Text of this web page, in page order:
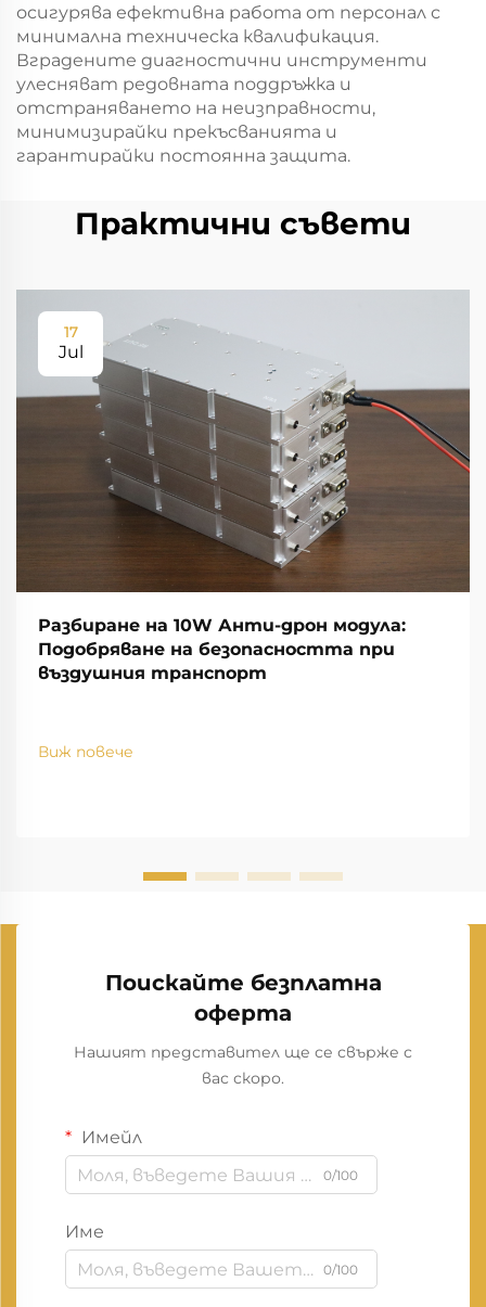
осигурява ефективна работа от персонал с
минимална техническа квалификация.
Вградените диагностични инструменти
улесняват редовната поддръжка и
отстраняването на неизправности,
минимизирайки прекъсванията и
гарантирайки постоянна защита.
Практични съвети
17
Jul
Разбиране на 10W Анти-дрон модула:
Подобряване на безопасността при
въздушния транспорт
Виж повече
Поискайте безплатна
оферта
Нашият представител ще се свърже с
вас скоро.
Имейл
0/100
Име
0/100